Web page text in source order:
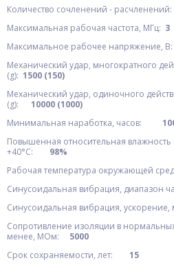
Количество сочленений -
Максимальная рабочая частота, МГц: 3
Максимальное рабочее
Механический удар, многократного
(g): 1500 (150)
Механический удар, одиночного
(g): 10000 (1000)
Минимальная наработка, часов:
Повышенная относительная влажность
+40°C: 98%
Рабочая температура окружающей
Синусоидальная вибрация, диапазон
Синусоидальная вибрация,
Сопротивление изоляции в
менее, МОм: 5000
Срок сохраняемости, лет: 15